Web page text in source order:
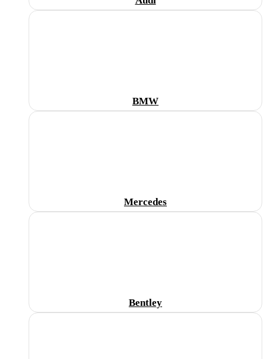
BMW
Mercedes
Bentley